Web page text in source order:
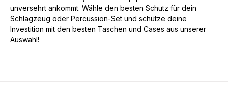
unversehrt ankommt. Wähle den besten Schutz für dein
Schlagzeug oder Percussion-Set und schütze deine
Investition mit den besten Taschen und Cases aus unserer
Auswahl!